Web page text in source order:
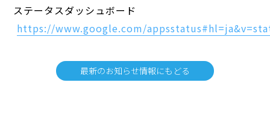
ステータスダッシュボード
https://www.google.com/
最新のお知らせ情報にもどる